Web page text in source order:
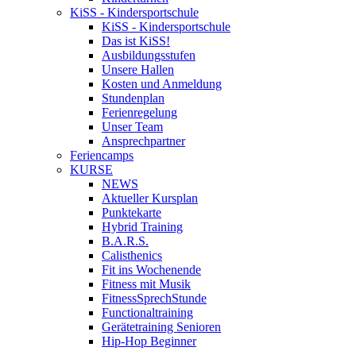
KiSS - Kindersportschule
KiSS - Kindersportschule
Das ist KiSS!
Ausbildungsstufen
Unsere Hallen
Kosten und Anmeldung
Stundenplan
Ferienregelung
Unser Team
Ansprechpartner
Feriencamps
KURSE
NEWS
Aktueller Kursplan
Punktekarte
Hybrid Training
B.A.R.S.
Calisthenics
Fit ins Wochenende
Fitness mit Musik
FitnessSprechStunde
Functionaltraining
Gerätetraining Senioren
Hip-Hop Beginner